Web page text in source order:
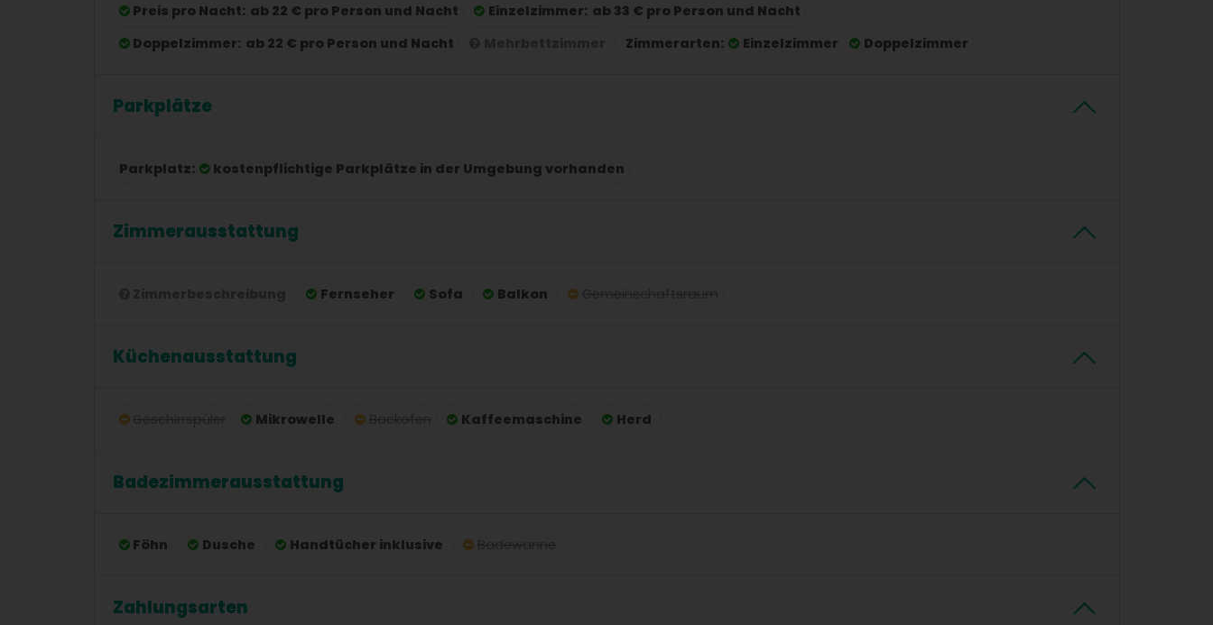
Preis pro Nacht: ab 22 € pro Person und Nacht Einzelzimmer: ab 33 € pro Person und Nacht
Doppelzimmer: ab 22 € pro Person und Nacht Zimmerarten: Einzelzimmer Doppelzimmer
Parkplätze
Parkplatz: kostenpflichtige Parkplätze in der Umgebung vorhanden
Zimmerausstattung
Fernseher Sofa Balkon Gemeinschaftsraum
Küchenausstattung
Geschirrspüler Mikrowelle Backofen Kaffeemaschine Herd
Badezimmerausstattung
Föhn Dusche Handtücher inklusive Badewanne
Zahlungsarten